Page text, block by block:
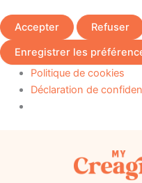
Accepter Refuser
Enregistrer les
Politique de cookies
Déclaration de